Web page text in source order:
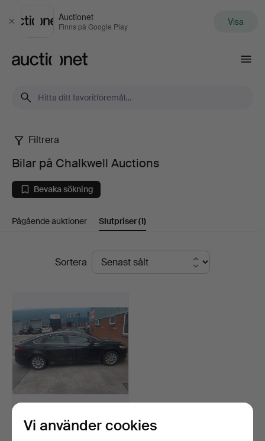
Stäng
Auctionet
Finns på Google Play Visa
Bilar
på
Chalkwell
Auctions
Filtrera
Bilar på Chalkwell Auctions
Bevaka sökning
Pågående auktioner Slutpriser(1)
SlutpriserSortera
388. 2O17 FORD MONDEO.
Vi använder cookies